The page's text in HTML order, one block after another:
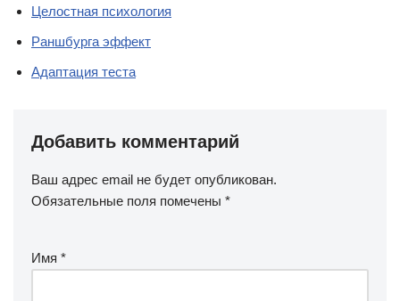
Целостная психология
Раншбурга эффект
Адаптация теста
Добавить комментарий
Ваш адрес email не будет опубликован.
Обязательные поля помечены *
Имя *